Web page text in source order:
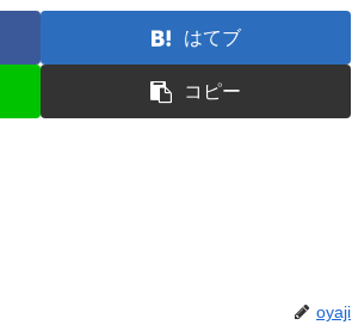
はてブ
コピー
oyaji